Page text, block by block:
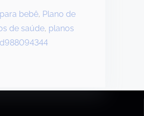
bebê, Plano de
de saúde, planos